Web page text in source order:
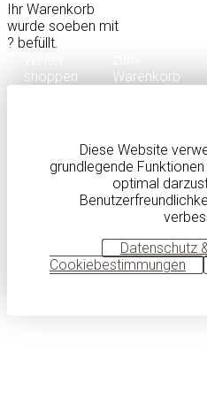
Ihr Warenkorb
wurde soeben mit
? befüllt.
shoppen
Warenkorb
Diese Website
grundlegende
optimal
Datenschutz
Cookiebestimmungen